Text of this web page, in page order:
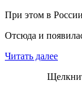
При этом в
Отсюда и
Читать далее